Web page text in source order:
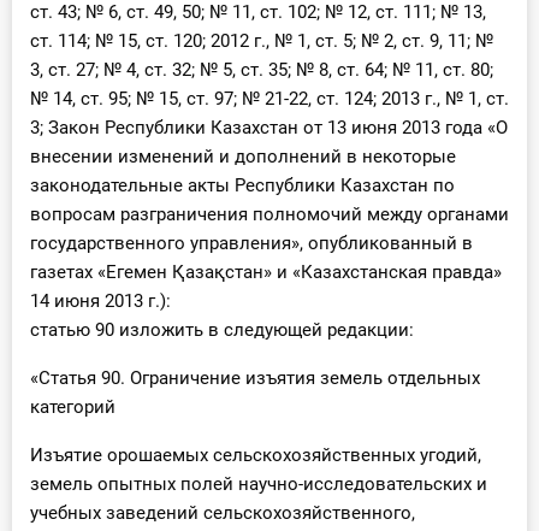
ст. 43; № 6, ст. 49, 50; № 11, ст. 102; № 12, ст. 111; № 13,
ст. 114; № 15, ст. 120; 2012 г., № 1, ст. 5; № 2, ст. 9, 11; №
3, ст. 27; № 4, ст. 32; № 5, ст. 35; № 8, ст. 64; № 11, ст. 80;
№ 14, ст. 95; № 15, ст. 97; № 21-22, ст. 124; 2013 г., № 1, ст.
3; Закон Республики Казахстан от 13 июня 2013 года «О
внесении изменений и дополнений в некоторые
законодательные акты Республики Казахстан по
вопросам разграничения полномочий между органами
государственного управления», опубликованный в
газетах «Егемен Қазақстан» и «Казахстанская правда»
14 июня 2013 г.):
статью 90 изложить в следующей редакции:
«Статья 90. Ограничение изъятия земель отдельных
категорий
Изъятие орошаемых сельскохозяйственных угодий,
земель опытных полей научно-исследовательских и
учебных заведений сельскохозяйственного,